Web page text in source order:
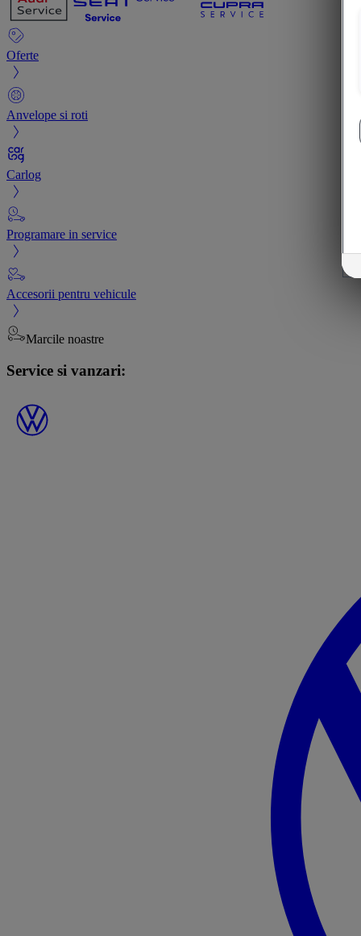
Oferte
Anvelope si roti
Carlog
Programare in service
Accesorii pentru vehicule
Marcile noastre
Service si vanzari: